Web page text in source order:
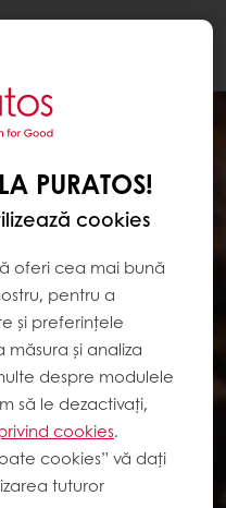
PURATOS!
cookies
oferi cea mai bună
pentru a
și preferințele
și analiza
despre modulele
să le dezactivați,
cookies.
cookies” vă dați
tuturor